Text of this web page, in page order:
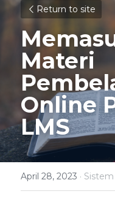
Return to site
Materi
Online
LMS
April 28, 2023 ·